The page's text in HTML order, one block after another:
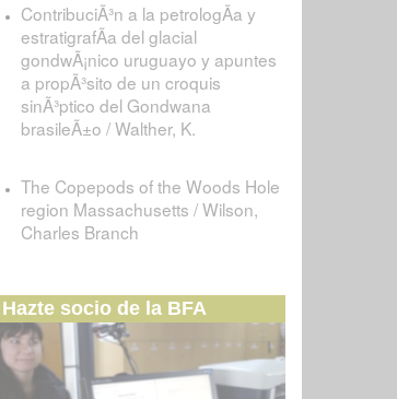
ContribuciÃ³n a la petrologÃ­a y
estratigrafÃ­a del glacial
gondwÃ¡nico uruguayo y apuntes
a propÃ³sito de un croquis
sinÃ³ptico del Gondwana
brasileÃ±o / Walther, K.
The Copepods of the Woods Hole
region Massachusetts / Wilson,
Charles Branch
Hazte socio de la BFA